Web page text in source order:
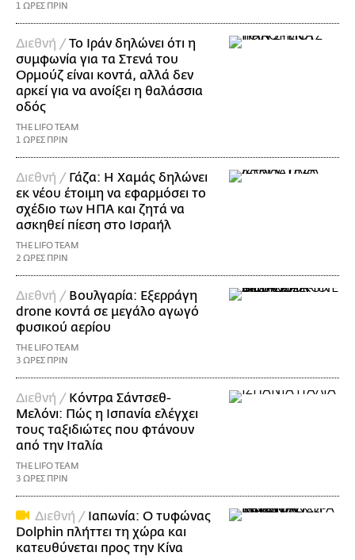
1 ΩΡΕΣ ΠΡΙΝ
Διεθνή / Το Ιράν δηλώνει ότι η
συμφωνία για τα Στενά του
Ορμούζ είναι κοντά, αλλά δεν
αρκεί για να ανοίξει η θαλάσσια
οδός
THE LIFO TEAM
1 ΩΡΕΣ ΠΡΙΝ
Διεθνή / Γάζα: Η Χαμάς δηλώνει
εκ νέου έτοιμη να εφαρμόσει το
σχέδιο των ΗΠΑ και ζητά να
ασκηθεί πίεση στο Ισραήλ
THE LIFO TEAM
2 ΩΡΕΣ ΠΡΙΝ
Διεθνή / Βουλγαρία: Εξερράγη
drone κοντά σε μεγάλο αγωγό
φυσικού αερίου
THE LIFO TEAM
3 ΩΡΕΣ ΠΡΙΝ
Διεθνή / Κόντρα Σάντσεθ-
Μελόνι: Πώς η Ισπανία ελέγχει
τους ταξιδιώτες που φτάνουν
από την Ιταλία
THE LIFO TEAM
3 ΩΡΕΣ ΠΡΙΝ
Διεθνή / Ιαπωνία: Ο τυφώνας
Dolphin πλήττει τη χώρα και
κατευθύνεται προς την Κίνα